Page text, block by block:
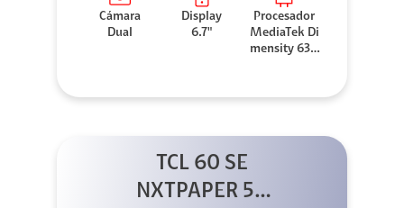
Cámara
Dual
Display
6.7"
Procesador
MediaTek Di
mensity 630
TCL 60 SE
NXTPAPER 5G